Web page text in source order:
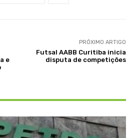
e
PRÓXIMO ARTIGO
Futsal AABB Curitiba inicia
disputa de competições